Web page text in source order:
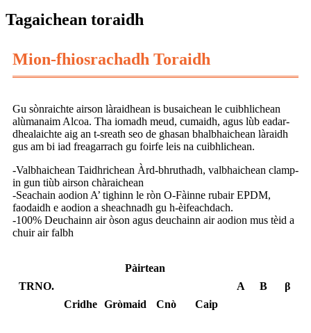
Tagaichean toraidh
Mion-fhiosrachadh Toraidh
Gu sònraichte airson làraidhean is busaichean le cuibhlichean
alùmanaim Alcoa. Tha iomadh meud, cumaidh, agus lùb eadar-
dhealaichte aig an t-sreath seo de ghasan bhalbhaichean làraidh
gus am bi iad freagarrach gu foirfe leis na cuibhlichean.
-Valbhaichean Taidhrichean Àrd-bhruthadh, valbhaichean clamp-
in gun tiùb airson chàraichean
-Seachain aodion A’ tighinn le ròn O-Fàinne rubair EPDM,
faodaidh e aodion a sheachnadh gu h-èifeachdach.
-100% Deuchainn air òson agus deuchainn air aodion mus tèid a
chuir air falbh
TRNO.
Pàirtean
A
B
β
Cridhe
Gròmaid Cnò Caip